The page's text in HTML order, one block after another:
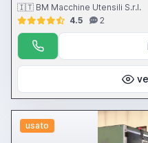
🇮🇹 BM Macchine Utensili S.r.l.
4.5
2
usato